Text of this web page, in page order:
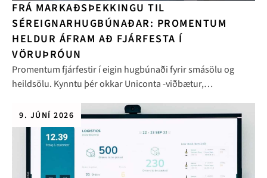
FRÁ MARKAÐSÞEKKINGU TIL
SÉREIGNARHUGBÚNAÐAR: PROMENTUM
HELDUR ÁFRAM AÐ FJÁRFESTA Í
VÖRUÞRÓUN
Promentum fjárfestir í eigin hugbúnaði fyrir smásölu og
heildsölu. Kynntu þér okkar Uniconta -viðbætur,
9. JÚNÍ 2026